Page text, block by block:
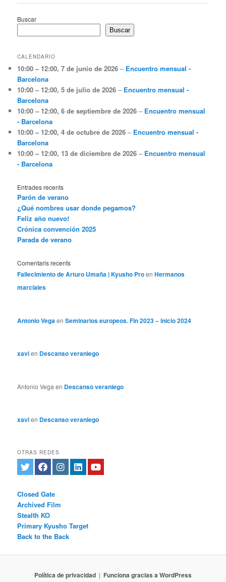
entradas
Buscar
Buscar
CALENDARIO
10:00 – 12:00,7 de junio de 2026 – Encuentro mensual -
Barcelona
10:00 – 12:00,5 de julio de 2026 – Encuentro mensual -
Barcelona
10:00 – 12:00,6 de septiembre de 2026 – Encuentro mensual
- Barcelona
10:00 – 12:00,4 de octubre de 2026 – Encuentro mensual -
Barcelona
10:00 – 12:00, 13 de diciembre de 2026 – Encuentro mensual
- Barcelona
Entrades recents
Parón de verano
¿Qué nombres usar donde pegamos?
Feliz año nuevo!
Crónica convención 2025
Parada de verano
Comentaris recents
Fallecimiento de Arturo Umaña | Kyusho ProenHermanos
marciales
Antonio VegaenSeminarios europeos. Fin 2023 – inicio 2024
xavien Descanso veraniego
Antonio Vega en Descanso veraniego
xavien Descanso veraniego
OTRAS REDES
Closed Gate
Archived Film
Stealth KO
Primary Kyusho Target
Back to the Back
Política de privacidad Funciona gracias a WordPress